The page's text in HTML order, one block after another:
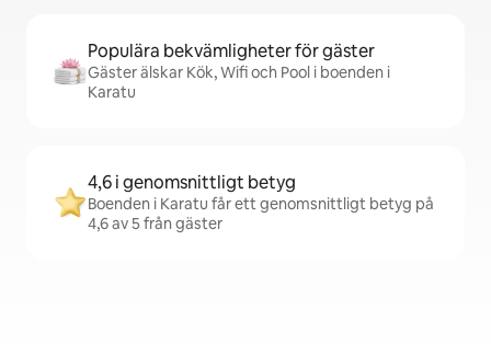
Populära bekvämligheter för gäster
Gäster älskar Kök, Wifi och Pool i boenden i
Karatu
4,6 i genomsnittligt betyg
Boenden i Karatu får ett genomsnittligt betyg på
4,6 av 5 från gäster